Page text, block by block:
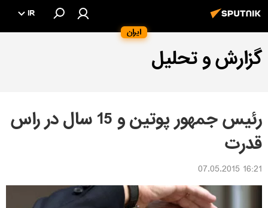
ایران
IR
گزارش و تحلیل
رئیس جمهور پوتین و 15 سال در راس
قدرت
16:21 07.05.2015